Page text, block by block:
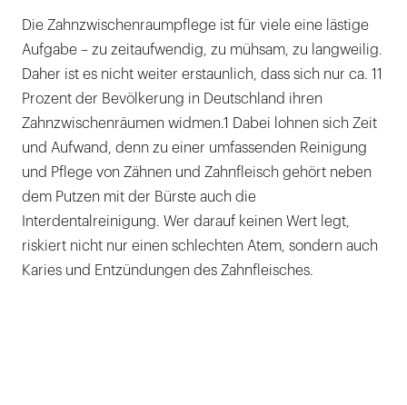
Die Zahnzwischenraumpflege ist für viele eine lästige
Aufgabe – zu zeitaufwendig, zu mühsam, zu langweilig.
Daher ist es nicht weiter erstaunlich, dass sich nur ca. 11
Prozent der Bevölkerung in Deutschland ihren
Zahnzwischenräumen widmen.1 Dabei lohnen sich Zeit
und Aufwand, denn zu einer umfassenden Reinigung
und Pflege von Zähnen und Zahnfleisch gehört neben
dem Putzen mit der Bürste auch die
Interdentalreinigung. Wer darauf keinen Wert legt,
riskiert nicht nur einen schlechten Atem, sondern auch
Karies und Entzündungen des Zahnfleisches.